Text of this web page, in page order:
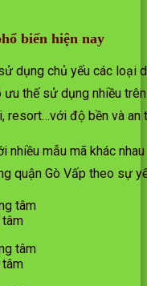
biến hiện nay
dụng chủ yếu các loại
ưu thế sử dụng nhiều
resort…với độ bền và an
nhiều mẫu mã khác
quận Gò Vấp theo sự
tâm
tâm